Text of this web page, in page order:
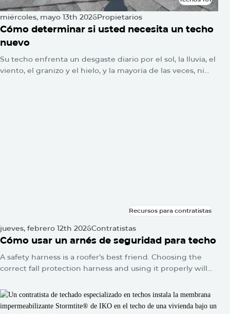
Techos 101
miércoles, mayo 13th 2026Propietarios
Cómo determinar si usted necesita un techo
nuevo
Su techo enfrenta un desgaste diario por el sol, la lluvia, el
viento, el granizo y el hielo, y la mayoría de las veces, ni
Recursos para contratistas
jueves, febrero 12th 2026Contratistas
Cómo usar un arnés de seguridad para techo
A safety harness is a roofer’s best friend. Choosing the
correct fall protection harness and using it properly will
correctly.